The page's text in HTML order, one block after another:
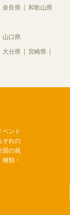
奈良県 和歌山県
山口県
大分県
宮崎県
ント
ぞれの
国の就
類・